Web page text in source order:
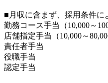
■月収に含まず、採用条件に
勤務コース手当（10,000～
店舗指定手当（10,000～
責任者手当
役職手当
認定手当